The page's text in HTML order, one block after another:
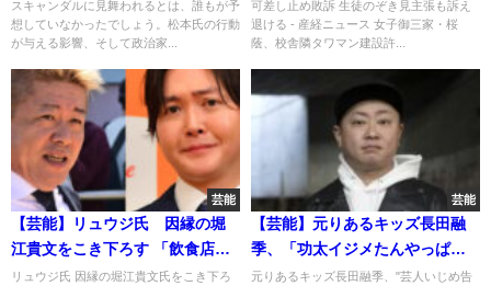
スキャンダルに見舞われるとは、誰もが予
想していなかったでしょう。松本氏の行動
が与える影響、そして政治家...
なし」
可差し止め敗訴 生徒のぞき見主張も訴え
退ける - 産経ニュース 女子御三家・桜
蔭、校舎隣タワマン建設許...
芸能
【芸能】リュウジ氏 因縁の堀
江貴文をこき下ろす 「飲食店や
めろ。あたかも料理をしている
リュウジ氏 因縁の堀江貴文氏をこき下ろ
芸能
【芸能】元りあるキッズ長田融
季、「功太イジメたんやっぱり
アイツか」、“芸人いじめ告
元りあるキッズ長田融季、"芸人いじめ告